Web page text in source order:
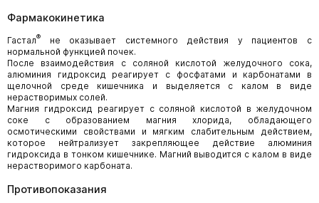
Фармакокинетика
Гастал®
не оказывает системного действия у пациентов с
нормальной функцией почек.
После взаимодействия с соляной кислотой желудочного сока,
алюминия гидроксид реагирует с фосфатами и карбонатами в
щелочной среде кишечника и выделяется с калом в виде
нерастворимых солей.
Магния гидроксид реагирует с соляной кислотой в желудочном
соке с образованием магния хлорида, обладающего
осмотическими свойствами и мягким слабительным действием,
которое нейтрализует закрепляющее действие алюминия
гидроксида в тонком кишечнике. Магний выводится с калом в виде
нерастворимого карбоната.
Противопоказания